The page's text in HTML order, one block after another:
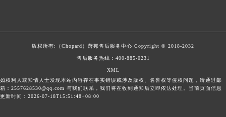
版权所有:（Chopard） 萧邦售后服务中心 Copyright © 2018-2032
售后服务热线： 400-885-0231
XML
如权利人或知情人士发现本站内容存在事实错误或涉及版权、名誉权等侵权问题，请通过邮
箱：2557628530@qq.com 与我们联系，我们将在收到通知后立即依法处理。当前页面信息
更新时间：2026-07-18T15:51:48+08:00